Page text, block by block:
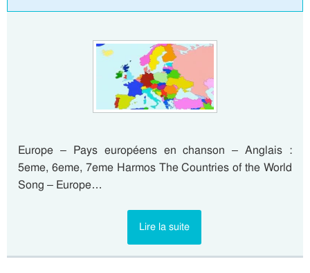
Europe – Pays européens en chanson – Anglais :
5eme, 6eme, 7eme Harmos The Countries of the World
Song – Europe…
Lire la suite